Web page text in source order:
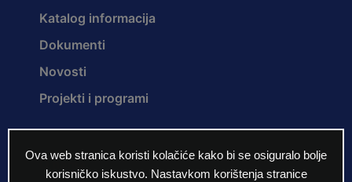
Ova web stranica koristi kolačiće kako bi se osiguralo bolje
korisničko iskustvo. Nastavkom korištenja stranice
Katalog informacija
Dokumenti
Novosti
Projekti i programi
O nama